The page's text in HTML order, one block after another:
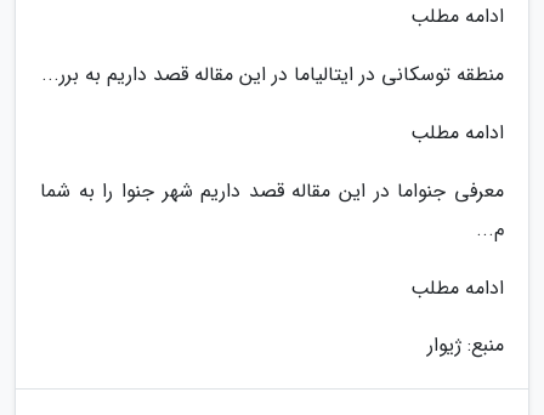
ادامه مطلب
منطقه توسکانی در ایتالیاما در این مقاله قصد داریم به برر...
ادامه مطلب
معرفی جنواما در این مقاله قصد داریم شهر جنوا را به شما
م...
ادامه مطلب
منبع: ژیوار